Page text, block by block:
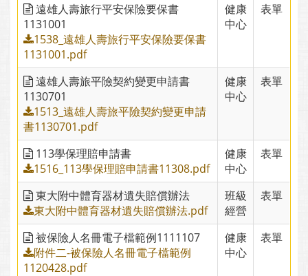
遠雄人壽旅行平安保險要保書
1131001
1538_遠雄人壽旅行平安保險要保書
1131001.pdf
健康
中心
表單
遠雄人壽旅平險契約變更申請書
1130701
1513_遠雄人壽旅平險契約變更申請
書1130701.pdf
健康
中心
表單
113學保理賠申請書
1516_113學保理賠申請書11308.pdf
健康
中心
表單
東大附中體育器材遺失賠償辦法
東大附中體育器材遺失賠償辦法.pdf
班級
經營
表單
被保險人名冊電子檔範例1111107
附件二-被保險人名冊電子檔範例
1120428.pdf
健康
中心
表單